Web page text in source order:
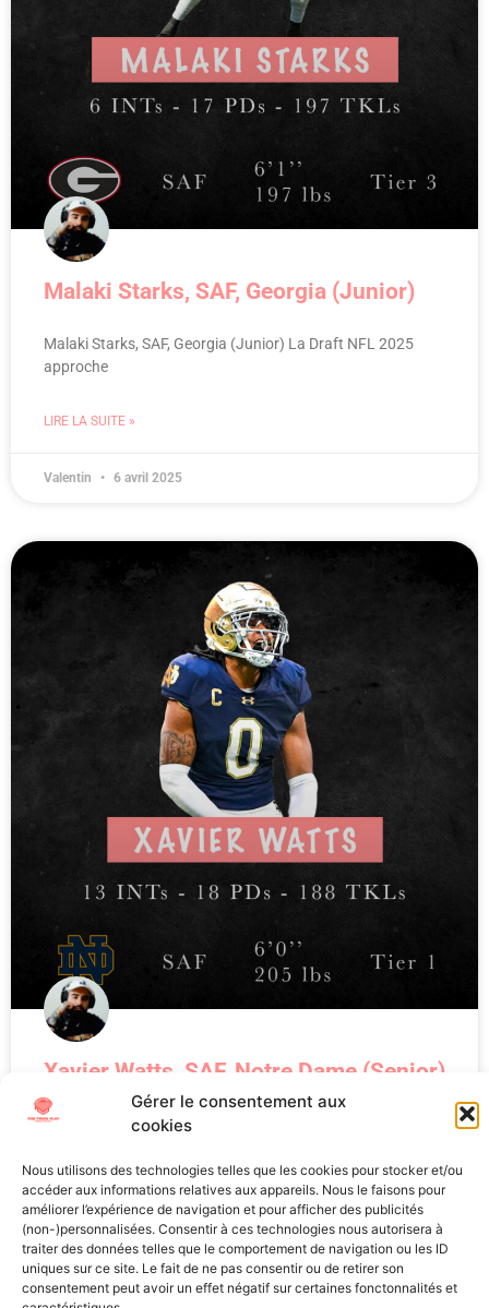
Gérer le consentement aux
cookies
Nous utilisons des technologies telles que les cookies pour stocker et/ou
accéder aux informations relatives aux appareils. Nous le faisons pour
améliorer l’expérience de navigation et pour afficher des publicités
(non-)personnalisées. Consentir à ces technologies nous autorisera à
traiter des données telles que le comportement de navigation ou les ID
uniques sur ce site. Le fait de ne pas consentir ou de retirer son
consentement peut avoir un effet négatif sur certaines fonctonnalités et
Malaki Starks, SAF, Georgia (Junior)
Malaki Starks, SAF, Georgia (Junior) La Draft NFL 2025
approche
LIRE LA SUITE »
Valentin 6 avril 2025
Xavier Watts, SAF, Notre Dame (Senior)
Xavier Watts, SAF, Notre Dame (Senior) La Draft NFL 2025
LIRE LA SUITE »
Valentin 3 avril 2025